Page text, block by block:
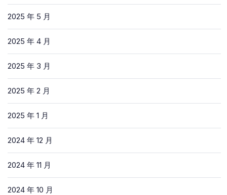
2025 年 5 月
2025 年 4 月
2025 年 3 月
2025 年 2 月
2025 年 1 月
2024 年 12 月
2024 年 11 月
2024 年 10 月